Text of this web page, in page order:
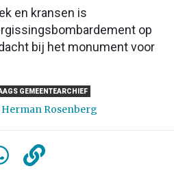
en kransen is
op
bij het monument voor
GEMEENTEARCHIEF
Herman Rosenberg